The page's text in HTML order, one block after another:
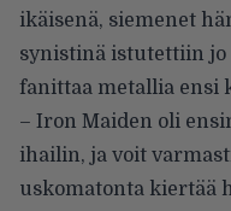
ikäisenä, siemenet
synistinä istutettiin jo
fanittaa metallia ensi
– Iron Maiden oli
ihailin, ja voit
uskomatonta kiertää